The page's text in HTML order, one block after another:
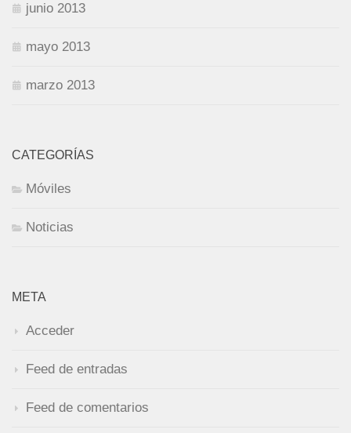
junio 2013
mayo 2013
marzo 2013
CATEGORÍAS
Móviles
Noticias
META
Acceder
Feed de entradas
Feed de comentarios